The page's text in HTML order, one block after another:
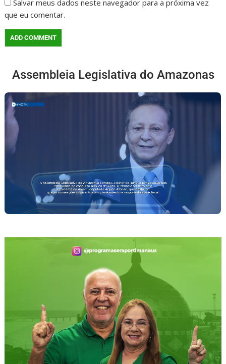
Salvar meus dados neste navegador para a próxima vez
que eu comentar.
Assembleia Legislativa do Amazonas